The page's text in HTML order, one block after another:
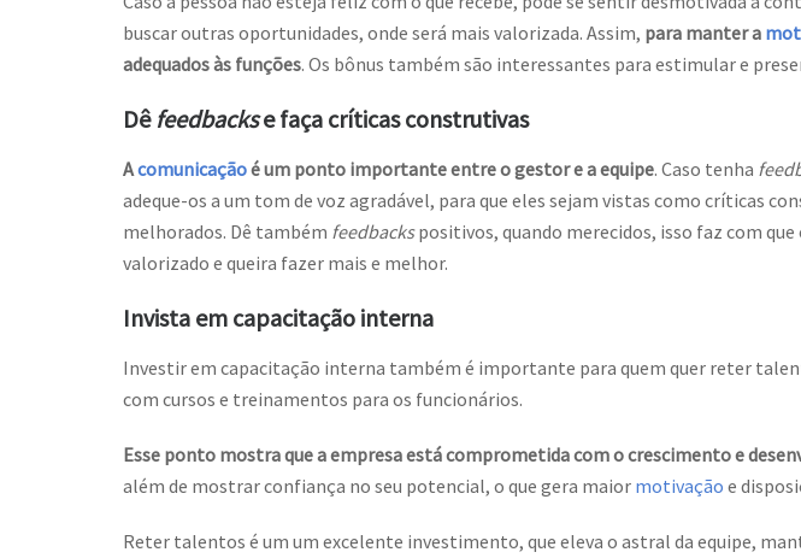
buscar outras oportunidades, onde será mais valorizada. Assim, para manter a
adequados às funções. Os bônus também são interessantes para estimular e
Dê feedbackse faça críticas construtivas
Acomunicaçãoé um ponto importante entre o gestor e a equipe. Caso tenha
adeque-os a um tom de voz agradável, para que eles sejam vistas como críticas
melhorados. Dê também feedbackspositivos, quando merecidos, isso faz com
valorizado e queira fazer mais e melhor.
Invista em capacitação interna
Investir em capacitação interna também é importante para quem quer reter
com cursos e treinamentos para os funcionários.
Esse ponto mostra que a empresa está comprometida com o crescimento e
além de mostrar confiança no seu potencial, o que gera maior motivação e
Reter talentos é um um excelente investimento, que eleva o astral da equipe,